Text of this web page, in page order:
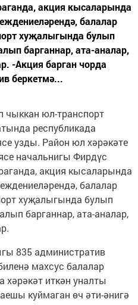
акция кысаларында
балалар
хуҗалыгында булып
барганнар, ата-аналар,
-Акция барган чорда
беркетмә...
чыккан юл-транспорт
республикада
узды. Район юл хәрәкәте
начальнигы Фирдүс
акция кысаларында
балалар
хуҗалыгында булып
барганнар, ата-аналар,
835 административ
махсус балалар
иткән уналты
куймаган өч әти-әнигә